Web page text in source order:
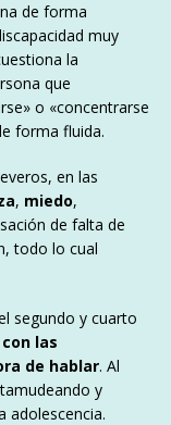
de forma
muy
la
que
o «concentrarse
forma fluida.
en las
, miedo,
de falta de
todo lo cual
segundo y cuarto
las
de hablar. Al
y
adolescencia.